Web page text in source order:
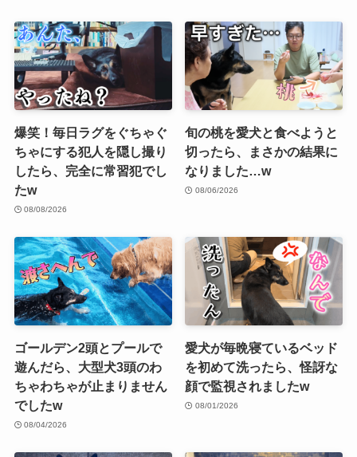
爆笑！毎日ラグをぐちゃぐ
ちゃにする犯人を隠し撮り
したら、完全に常習犯でし
たw
08/08/2026
旬の桃を愛犬と食べようと
切ったら、まさかの結果に
なりました…w
08/06/2026
ゴールデン2頭とプールで
遊んだら、大型犬3頭のわ
ちゃわちゃが止まりません
でしたw
08/04/2026
愛犬が毎晩寝ているベッド
を初めて洗ったら、怪訝な
顔で監視されましたw
08/01/2026